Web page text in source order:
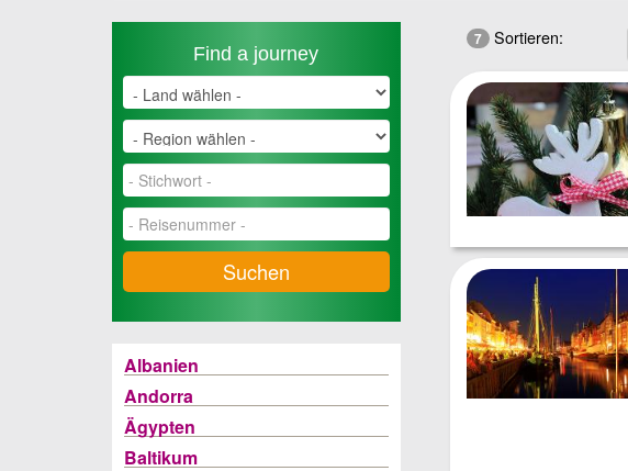
Find a journey
Suchen
Albanien
Andorra
Ägypten
Baltikum
7 Sortieren: